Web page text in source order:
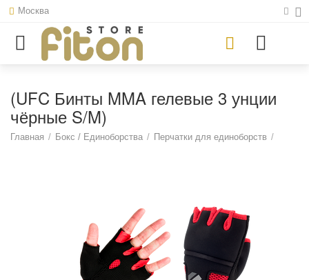
Москва
(UFC Бинты MMA гелевые 3 унции
чёрные S/M)
Главная / Бокс / Единоборства / Перчатки для единоборств /